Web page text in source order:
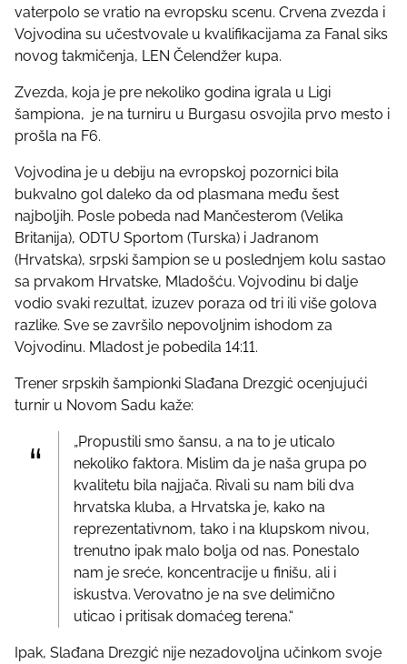
r
e
t
i
s
p
o
s
o
n
vaterpolo se vratio na evropsku scenu. Crvena zvezda i
Vojvodina su učestvovale u kvalifikacijama za Fanal siks
novog takmičenja, LEN Čelendžer kupa.
Zvezda, koja je pre nekoliko godina igrala u Ligi
šampiona, je na turniru u Burgasu osvojila prvo mesto i
prošla na F6.
Vojvodina je u debiju na evropskoj pozornici bila
bukvalno gol daleko da od plasmana među šest
najboljih. Posle pobeda nad Mančesterom (Velika
Britanija), ODTU Sportom (Turska) i Jadranom
(Hrvatska), srpski šampion se u poslednjem kolu sastao
sa prvakom Hrvatske, Mladošću. Vojvodinu bi dalje
vodio svaki rezultat, izuzev poraza od tri ili više golova
razlike. Sve se završilo nepovoljnim ishodom za
Vojvodinu. Mladost je pobedila 14:11.
Trener srpskih šampionki Slađana Drezgić ocenjujući
turnir u Novom Sadu kaže:
„Propustili smo šansu, a na to je uticalo
nekoliko faktora. Mislim da je naša grupa po
kvalitetu bila najjača. Rivali su nam bili dva
hrvatska kluba, a Hrvatska je, kako na
reprezentativnom, tako i na klupskom nivou,
trenutno ipak malo bolja od nas. Ponestalo
nam je sreće, koncentracije u finišu, ali i
iskustva. Verovatno je na sve delimično
uticao i pritisak domaćeg terena.“
Ipak, Slađana Drezgić nije nezadovoljna učinkom svoje